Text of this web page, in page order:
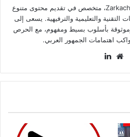
كاتب ومحرر لدى موقع Zarkachat.com، متخصص في تقديم محتوى متنوع
والتعليمية والترفيهية. يسعى إلى
بأسلوب بسيط ومفهوم، مع الحرص
اهتمامات الجمهور العربي.
موقع